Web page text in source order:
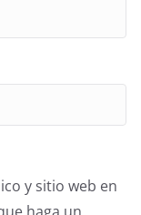
y sitio web en